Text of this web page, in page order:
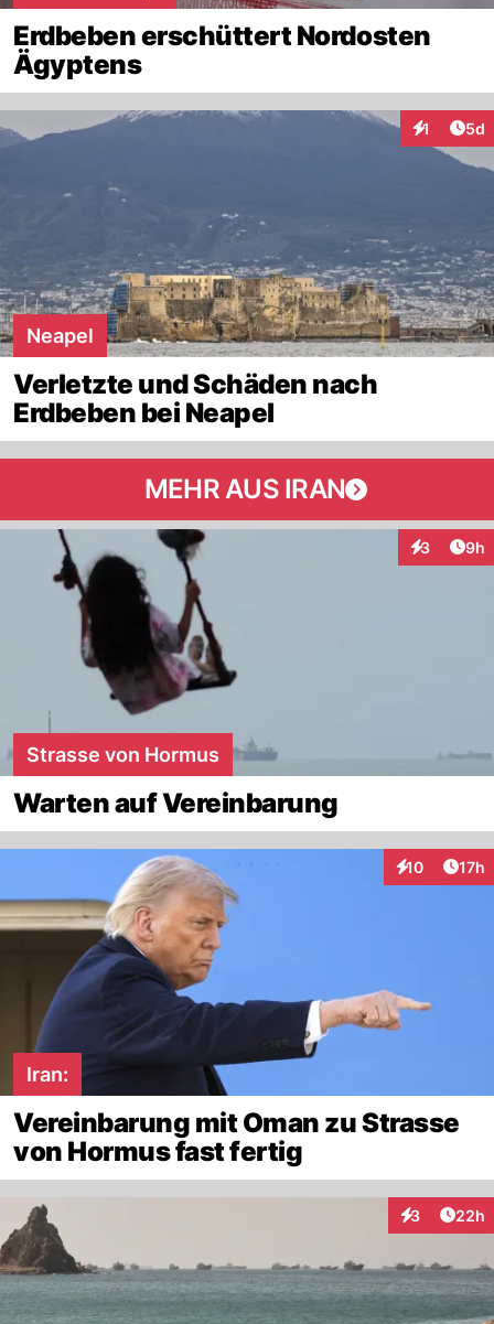
Erdbeben erschüttert Nordosten
Ägyptens
1 5d
Neapel
Verletzte und Schäden nach
Erdbeben bei Neapel
MEHR AUS IRAN
3 9h
Strasse von Hormus
Warten auf Vereinbarung
10
Interaktionen
17h
Iran:
Vereinbarung mit Oman zu Strasse
von Hormus fast fertig
3
Interaktionen
22h